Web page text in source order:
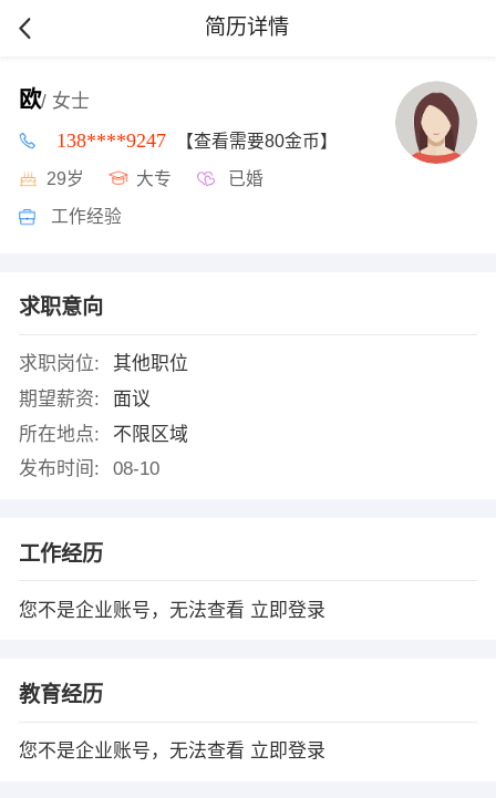
简历详情
欧/ 女士
138****9247 【查看需要80金币】
29岁 大专 已婚
工作经验
求职意向
求职岗位:
其他职位
期望薪资:
面议
所在地点:
不限区域
发布时间:
08-10
工作经历
您不是企业账号，无法查看 立即登录
教育经历
您不是企业账号，无法查看 立即登录